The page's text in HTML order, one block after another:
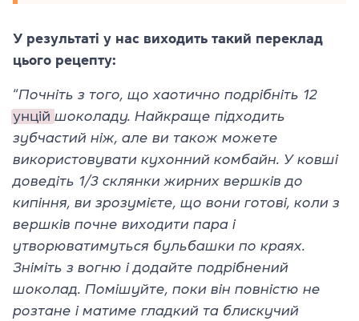
У результаті у нас виходить такий переклад
цього рецепту:
“Почніть з того, що хаотично подрібніть 12
унцій шоколаду. Найкраще підходить
зубчастий ніж, але ви також можете
використовувати кухонний комбайн. У ковші
доведіть 1/3 склянки жирних вершків до
кипіння, ви зрозумієте, що вони готові, коли з
вершків почне виходити пара і
утворюватимуться бульбашки по краях.
Зніміть з вогню і додайте подрібнений
шоколад. Помішуйте, поки він повністю не
розтане і матиме гладкий та блискучий